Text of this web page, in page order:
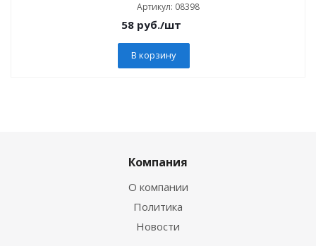
Артикул: 08398
58руб./шт
В корзину
Компания
О компании
Политика
Новости